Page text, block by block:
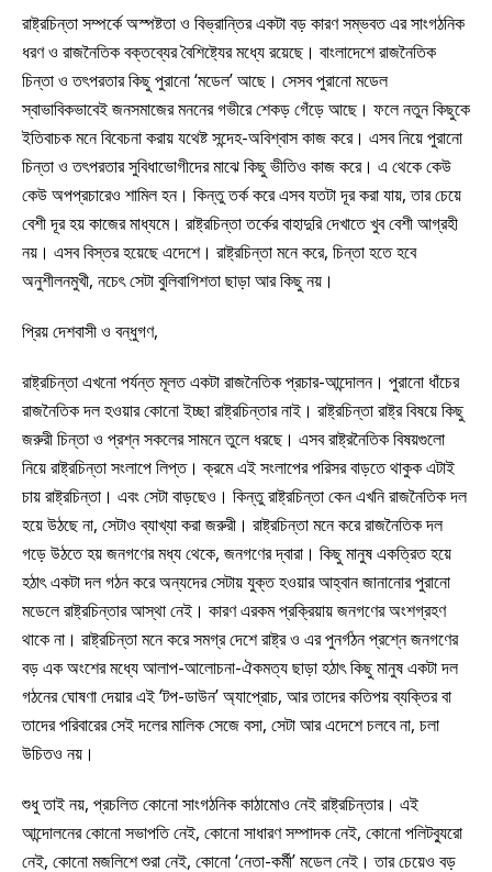
রাষ্ট্রচিন্তা সম্পর্কে অস্পষ্টতা ও বিভ্রান্তির একটা বড় কারণ সম্ভবত এর সাংগঠনিক
ধরণ ও রাজনৈতিক বক্তব্যের বৈশিষ্ট্যের মধ্যে রয়েছে। বাংলাদেশে রাজনৈতিক
চিন্তা ও তৎপরতার কিছু পুরানো ‘মডেল’ আছে। সেসব পুরানো মডেল
স্বাভাবিকভাবেই জনসমাজের মননের গভীরে শেকড় গেঁড়ে আছে। ফলে নতুন কিছুকে
ইতিবাচক মনে বিবেচনা করায় যথেষ্ট সন্দেহ-অবিশ্বাস কাজ করে। এসব নিয়ে পুরানো
চিন্তা ও তৎপরতার সুবিধাভোগীদের মাঝে কিছু ভীতিও কাজ করে। এ থেকে কেউ
কেউ অপপ্রচারেও শামিল হন। কিন্তু তর্ক করে এসব যতটা দূর করা যায়, তার চেয়ে
বেশী দূর হয় কাজের মাধ্যমে। রাষ্ট্রচিন্তা তর্কের বাহাদুরি দেখাতে খুব বেশী আগ্রহী
নয়। এসব বিস্তর হয়েছে এদেশে। রাষ্ট্রচিন্তা মনে করে, চিন্তা হতে হবে
অনুশীলনমুখী, নচেৎ সেটা বুলিবাগিশতা ছাড়া আর কিছু নয়।
প্রিয় দেশবাসী ও বন্ধুগণ,
রাষ্ট্রচিন্তা এখনো পর্যন্ত মূলত একটা রাজনৈতিক প্রচার-আন্দোলন। পুরানো ধাঁচের
রাজনৈতিক দল হওয়ার কোনো ইচ্ছা রাষ্ট্রচিন্তার নাই। রাষ্ট্রচিন্তা রাষ্ট্র বিষয়ে কিছু
জরুরী চিন্তা ও প্রশ্ন সকলের সামনে তুলে ধরছে। এসব রাষ্ট্রনৈতিক বিষয়গুলো
নিয়ে রাষ্ট্রচিন্তা সংলাপে লিপ্ত। ক্রমে এই সংলাপের পরিসর বাড়তে থাকুক এটাই
চায় রাষ্ট্রচিন্তা। এবং সেটা বাড়ছেও। কিন্তু রাষ্ট্রচিন্তা কেন এখনি রাজনৈতিক দল
হয়ে উঠছে না, সেটাও ব্যাখ্যা করা জরুরী। রাষ্ট্রচিন্তা মনে করে রাজনৈতিক দল
গড়ে উঠতে হয় জনগণের মধ্য থেকে, জনগণের দ্বারা। কিছু মানুষ একত্রিত হয়ে
হঠাৎ একটা দল গঠন করে অন্যদের সেটায় যুক্ত হওয়ার আহ্বান জানানোর পুরানো
মডেলে রাষ্ট্রচিন্তার আস্থা নেই। কারণ এরকম প্রক্রিয়ায় জনগণের অংশগ্রহণ
থাকে না। রাষ্ট্রচিন্তা মনে করে সমগ্র দেশে রাষ্ট্র ও এর পুনর্গঠন প্রশ্নে জনগণের
বড় এক অংশের মধ্যে আলাপ-আলোচনা-ঐকমত্য ছাড়া হঠাৎ কিছু মানুষ একটা দল
গঠনের ঘোষণা দেয়ার এই ‘টপ-ডাউন’ অ্যাপ্রোচ, আর তাদের কতিপয় ব্যক্তির বা
তাদের পরিবারের সেই দলের মালিক সেজে বসা, সেটা আর এদেশে চলবে না, চলা
উচিতও নয়।
শুধু তাই নয়, প্রচলিত কোনো সাংগঠনিক কাঠামোও নেই রাষ্ট্রচিন্তার। এই
আন্দোলনের কোনো সভাপতি নেই, কোনো সাধারণ সম্পাদক নেই, কোনো পলিটব্যুরো
নেই, কোনো মজলিশে শুরা নেই, কোনো ‘নেতা-কর্মী’ মডেল নেই। তার চেয়েও বড়